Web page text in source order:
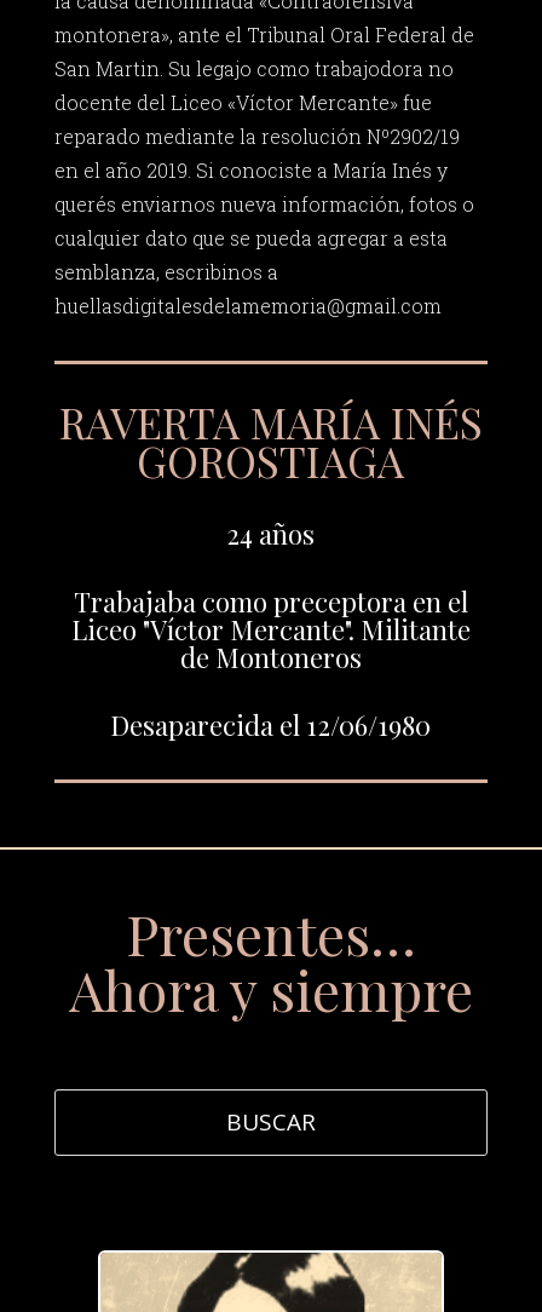
montonera», ante el Tribunal Oral Federal de
San Martin. Su legajo como trabajodora no
docente del Liceo «Víctor Mercante» fue
reparado mediante la resolución Nº2902/19
en el año 2019. Si conociste a María Inés y
querés enviarnos nueva información, fotos o
cualquier dato que se pueda agregar a esta
semblanza, escribinos a
huellasdigitalesdelamemoria@gmail.com
RAVERTA MARÍA INÉS
GOROSTIAGA
24 años
Trabajaba como preceptora en el
Liceo "Víctor Mercante". Militante
de Montoneros
Desaparecida el 12/06/1980
Presentes…
Ahora y siempre